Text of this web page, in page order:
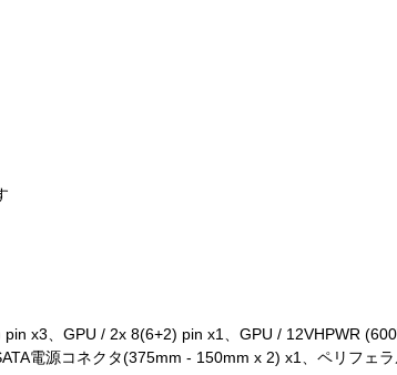
x3、GPU / 2x 8(6+2) pin x1、GPU / 12VHPWR
電源コネクタ(375mm - 150mm x 2) x1、ペリフェ